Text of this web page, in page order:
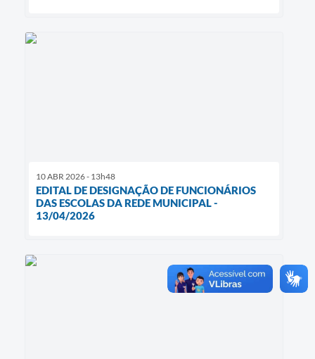
10 ABR 2026 - 13h48
EDITAL DE DESIGNAÇÃO DE FUNCIONÁRIOS
DAS ESCOLAS DA REDE MUNICIPAL -
13/04/2026